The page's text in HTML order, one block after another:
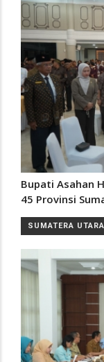
Bupati Asahan
45 Provinsi
SUMATERA UTARA